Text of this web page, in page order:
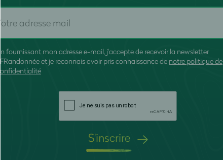
En fournissant mon adresse e-mail, j'accepte de recevoir la newsletter
FFRandonnée et je reconnais avoir pris connaissance de notre politique de
confidentialité
S'inscrire